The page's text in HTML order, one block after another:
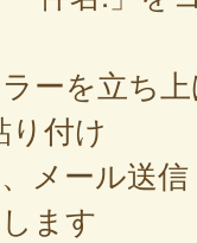
ーを立ち
り付け
メール送信
ます